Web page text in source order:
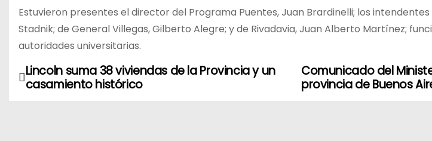
Estuvieron presentes el director del Programa Puentes, Juan Brardinelli; los intendentes
Stadnik; de General Villegas, Gilberto Alegre; y de Rivadavia, Juan Alberto Martínez;
autoridades universitarias.
N
Comunicado del
provincia de Buenos
Lincoln suma 38 viviendas de la Provincia y un
casamiento histórico